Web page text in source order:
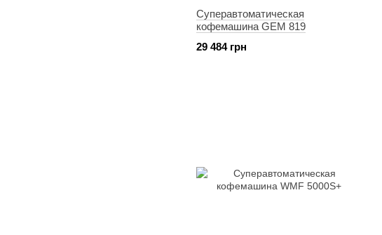
Суперавтоматическая
кофемашина GEM 819
29 484 грн